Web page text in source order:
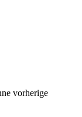
vorherige